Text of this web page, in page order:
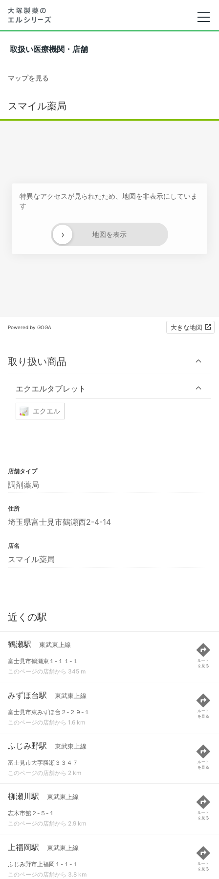
取扱い医療機関・店舗
マップを見る
スマイル薬局
特異なアクセスが見られたため、地図を非表示にしていま
す
地図を表示
›
Powered by GOGA 大きな地図
取り扱い商品
エクエルタブレット
エクエル
店舗タイプ
調剤薬局
住所
埼玉県富士見市鶴瀬西2-4-14
店名
スマイル薬局
近くの駅
鶴瀬駅 東武東上線
富士見市鶴瀬東１-１１-１
このページの店舗から 345 m
ルート
を見る
みずほ台駅 東武東上線
富士見市東みずほ台２-２９-１
このページの店舗から 1.6 km
ルート
を見る
ふじみ野駅 東武東上線
富士見市大字勝瀬３３４７
このページの店舗から 2 km
ルート
を見る
柳瀬川駅 東武東上線
志木市館２-５-１
このページの店舗から 2.9 km
ルート
を見る
上福岡駅 東武東上線
ふじみ野市上福岡１-１-１
このページの店舗から 3.8 km
ルート
を見る